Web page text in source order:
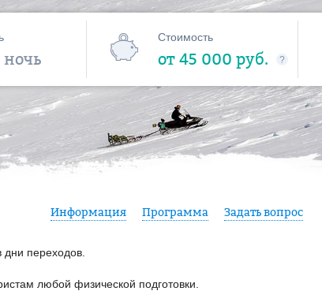
Стоимость
от 45 000 руб. ?
Информация Программа Задать вопрос
переходов
любой физической подготовки